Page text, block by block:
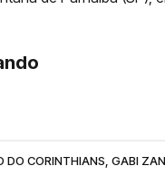
CORINTHIANS, GABI